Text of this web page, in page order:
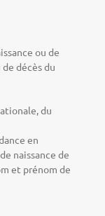
ou de
décès du
du
en
naissance de
et prénom de